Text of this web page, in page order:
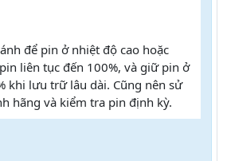
để pin ở nhiệt độ cao hoặc
liên tục đến 100%, và giữ pin ở
khi lưu trữ lâu dài. Cũng nên sử
hãng và kiểm tra pin định kỳ.